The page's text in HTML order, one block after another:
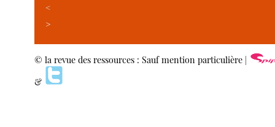
<
>
© la revue des ressources : Sauf mention particulière |
&